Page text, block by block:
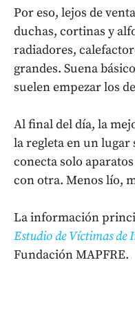
Por eso, lejos de
duchas, cortinas y
radiadores,
grandes. Suena
suelen empezar los
Al final del día, la
la regleta en un lugar
conecta solo
con otra. Menos lío,
La información
Estudio de Víctimas de
Fundación MAPFRE.